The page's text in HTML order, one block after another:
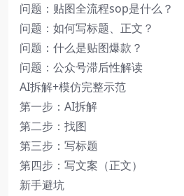
问题：贴图全流程sop是什么？
问题：如何写标题、正文？
问题：什么是贴图爆款？
问题：公众号滞后性解读
AI拆解+模仿完整示范
第一步：AI拆解
第二步：找图
第三步：写标题
第四步：写文案（正文）
新手避坑